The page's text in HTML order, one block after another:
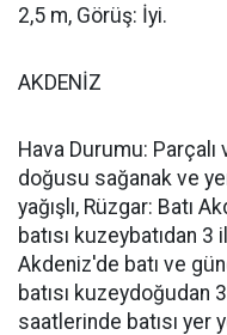
2,5 m, Görüş: İyi.
AKDENİZ
Hava Durumu:
doğusu sağanak ve
yağışlı, Rüzgar: Batı
batısı kuzeybatıdan 3
Akdeniz'de batı ve
batısı kuzeydoğudan
saatlerinde batısı yer